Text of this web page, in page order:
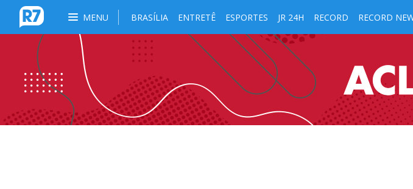
MENU BRASÍLIA ENTRETÊ ESPORTES JR 24H RECORD RECORD